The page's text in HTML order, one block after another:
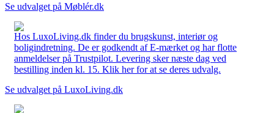
Se udvalget på Møblér.dk
Hos LuxoLiving.dk finder du brugskunst, interiør og
boligindretning. De er godkendt af E-mærket og har flotte
anmeldelser på Trustpilot. Levering sker næste dag ved
bestilling inden kl. 15. Klik her for at se deres udvalg.
Se udvalget på LuxoLiving.dk